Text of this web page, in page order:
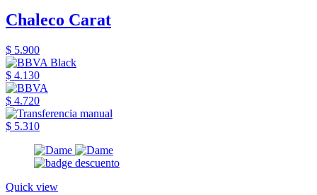
Chaleco Carat
$ 5.900
$ 4.130
$ 4.720
$ 5.310
Quick view